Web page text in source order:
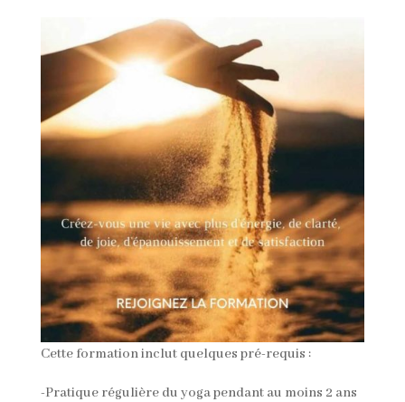
Cette formation inclut quelques pré-requis :
-Pratique régulière du yoga pendant au moins 2 ans